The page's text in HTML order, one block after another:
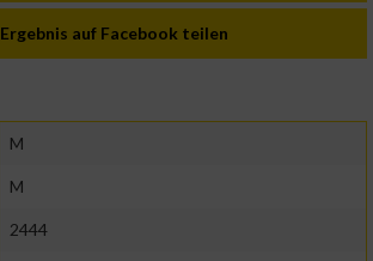
Ergebnis auf Facebook teilen
M
M
2444